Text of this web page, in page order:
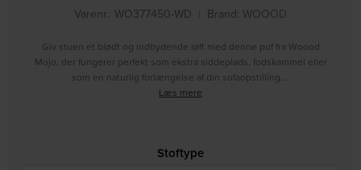
Varenr.: WO377450-WD Brand: WOOOD
Giv stuen et blødt og indbydende løft med denne puf fra Woood
Mojo, der fungerer perfekt som ekstra siddeplads, fodskammel eller
som en naturlig forlængelse af din sofaopstilling….
Læs mere
Stoftype